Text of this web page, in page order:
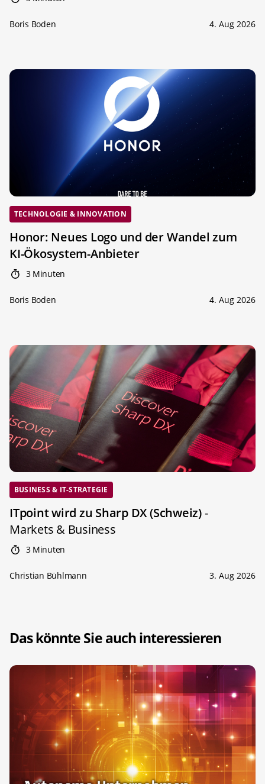
Boris Boden 4. Aug 2026
TECHNOLOGIE & INNOVATION
Honor: Neues Logo und der Wandel zum
KI-Ökosystem-Anbieter
3 Minuten
Boris Boden 4. Aug 2026
BUSINESS & IT-STRATEGIE
ITpoint wird zu Sharp DX (Schweiz)-
Markets & Business
3 Minuten
Christian Bühlmann 3. Aug 2026
Das könnte Sie auch interessieren